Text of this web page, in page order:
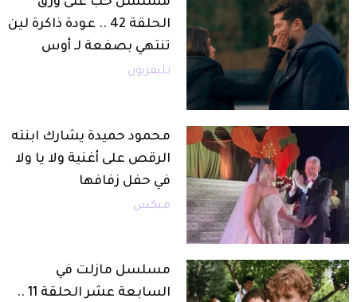
الحلقة 42 .. عودة ذاكرة لين
تنتهي بصفعة لـ أوس
تليفزيون
محمود حميدة يشارك ابنته
الرقص على أغنية ولا يا ولا
في حفل زفافها
ميكس
مسلسل مازلت في
السابعة عشر الحلقة 11 ..